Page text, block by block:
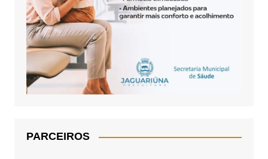
PARCEIROS